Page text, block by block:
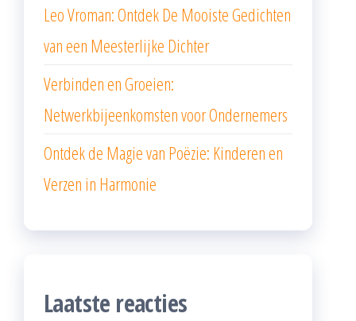
Leo Vroman: Ontdek De Mooiste Gedichten
van een Meesterlijke Dichter
Verbinden en Groeien:
Netwerkbijeenkomsten voor Ondernemers
Ontdek de Magie van Poëzie: Kinderen en
Verzen in Harmonie
Laatste reacties